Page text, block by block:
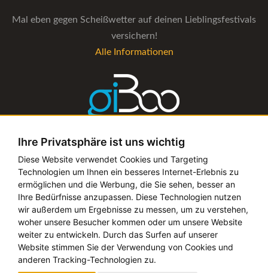
Ihre Privatsphäre ist uns wichtig
Diese Website verwendet Cookies und Targeting
Technologien um Ihnen ein besseres Internet-Erlebnis zu
ermöglichen und die Werbung, die Sie sehen, besser an
Ihre Bedürfnisse anzupassen. Diese Technologien nutzen
wir außerdem um Ergebnisse zu messen, um zu verstehen,
woher unsere Besucher kommen oder um unsere Website
weiter zu entwickeln. Durch das Surfen auf unserer
Website stimmen Sie der Verwendung von Cookies und
anderen Tracking-Technologien zu.
Mal eben gegen Scheißwetter auf deinen Lieblingsfestivals
versichern!
Alle Informationen
Die Verwaltungs-Software für alle Künstler- und
Bookingagenturen
Alle Informationen
Copyright © 2019 - 2026 festival-alarm.com | ein